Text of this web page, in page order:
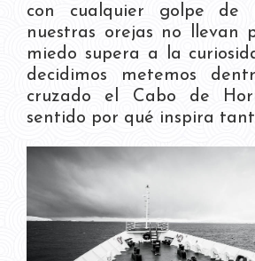
con cualquier golpe de
nuestras orejas no llevan
miedo supera a la
decidimos metemos
cruzado el Cabo de
sentido por qué inspira